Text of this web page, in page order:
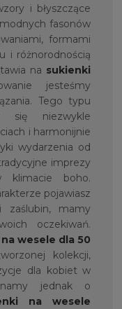
i błyszczące
fasonów
formami
i różnorodnością
na sukienki
jesteśmy
Tego typu
się niezwykle
i harmonijnie
wydarzenia od
imprezy
klimacie boho.
pojawiasz
zaślubin, mamy
oczekiwań.
wesele dla 50
kolekcji,
dla kobiet w
jednak o
na wesele